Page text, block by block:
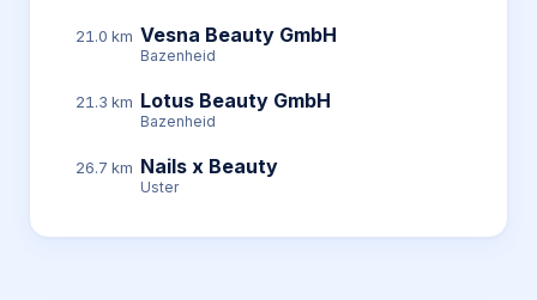
21.0 km Vesna Beauty GmbH
Bazenheid
21.3 km Lotus Beauty GmbH
Bazenheid
26.7 km Nails x Beauty
Uster